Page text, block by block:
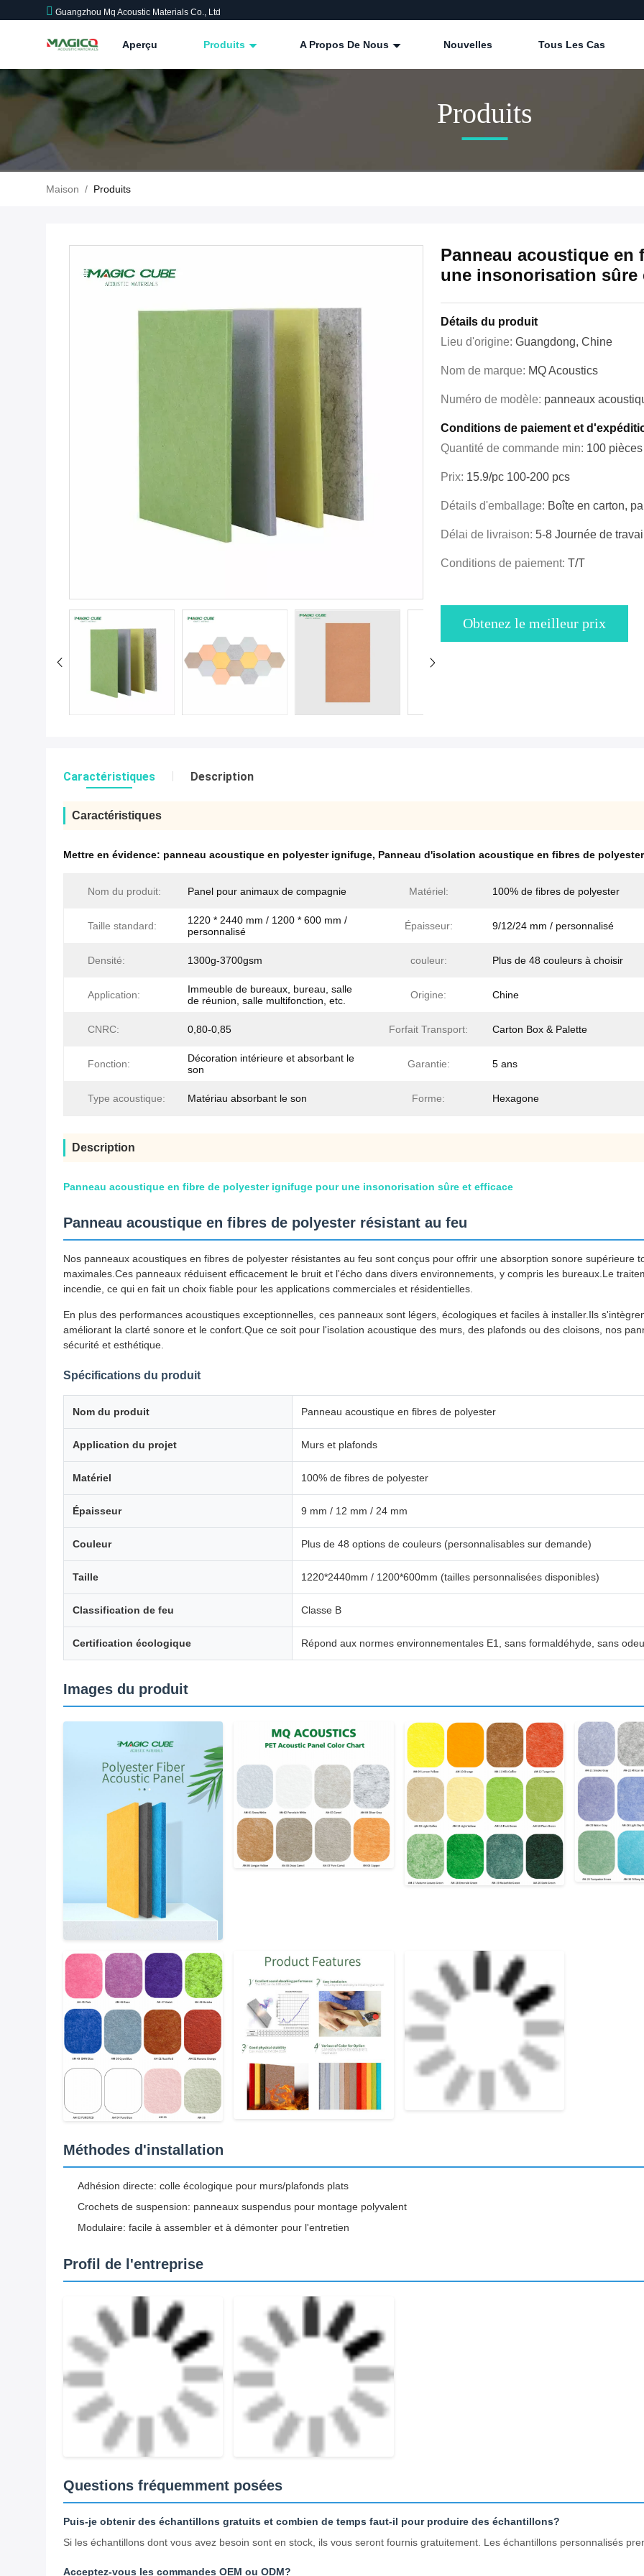
Guangzhou Mq Acoustic Materials Co., Ltd
Aperçu Produits A Propos De Nous Nouvelles Tous Les Cas
Produits
Maison / Produits
Panneau acoustique
une insonorisation sûre
Détails du produit
Lieu d'origine: Guangdong, Chine
Nom de marque: MQ Acoustics
Numéro de modèle: panneaux
Conditions de paiement et
Quantité de commande min: 100 pièces
Prix: 15.9/pc 100-200 pcs
Détails d'emballage: Boîte en carton,
Délai de livraison: 5-8 Journée de
Conditions de paiement: T/T
Obtenez le meilleur prix
Caractéristiques Description
Caractéristiques
Mettre en évidence: panneau acoustique en polyester ignifuge, Panneau d'isolation acoustique en fibres de polyester
Nom du produit: Panel pour animaux de compagnie Matériel: 100% de fibres de polyester
Taille standard:
1220 * 2440 mm / 1200 * 600 mm /
personnalisé
Épaisseur: 9/12/24 mm / personnalisé
Densité: 1300g-3700gsm couleur: Plus de 48 couleurs à choisir
Application:
Immeuble de bureaux, bureau, salle
de réunion, salle multifonction, etc.
Origine: Chine
CNRC: 0,80-0,85 Forfait Transport: Carton Box & Palette
Fonction:
Décoration intérieure et absorbant le
son
Garantie: 5 ans
Type acoustique: Matériau absorbant le son Forme: Hexagone
Description
Panneau acoustique en fibre de polyester ignifuge pour une insonorisation sûre et efficace
Panneau acoustique en fibres de polyester résistant au feu
Nos panneaux acoustiques en fibres de polyester résistantes au feu sont conçus pour offrir une absorption sonore supérieure
maximales.Ces panneaux réduisent efficacement le bruit et l'écho dans divers environnements, y compris les bureaux.Le
incendie, ce qui en fait un choix fiable pour les applications commerciales et résidentielles.
En plus des performances acoustiques exceptionnelles, ces panneaux sont légers, écologiques et faciles à installer.Ils
améliorant la clarté sonore et le confort.Que ce soit pour l'isolation acoustique des murs, des plafonds ou des cloisons, nos
sécurité et esthétique.
Spécifications du produit
Nom du produit Panneau acoustique en fibres de polyester
Application du projet Murs et plafonds
Matériel 100% de fibres de polyester
Épaisseur 9 mm / 12 mm / 24 mm
Couleur Plus de 48 options de couleurs (personnalisables sur demande)
Taille 1220*2440mm / 1200*600mm (tailles personnalisées disponibles)
Classification de feu Classe B
Certification écologique Répond aux normes environnementales E1, sans formaldéhyde, sans
Images du produit
Adhésion directe: colle écologique pour murs/plafonds plats
Crochets de suspension: panneaux suspendus pour montage polyvalent
Modulaire: facile à assembler et à démonter pour l'entretien
Profil de l'entreprise